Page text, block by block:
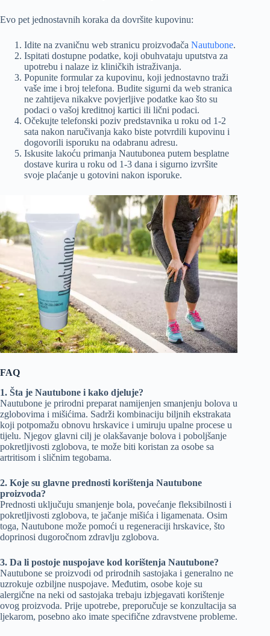
Evo pet jednostavnih koraka da dovršite kupovinu:
Idite na zvaničnu web stranicu proizvođača Nautubone.
Ispitati dostupne podatke, koji obuhvataju uputstva za
upotrebu i nalaze iz kliničkih istraživanja.
Popunite formular za kupovinu, koji jednostavno traži
vaše ime i broj telefona. Budite sigurni da web stranica
ne zahtijeva nikakve povjerljive podatke kao što su
podaci o vašoj kreditnoj kartici ili lični podaci.
Očekujte telefonski poziv predstavnika u roku od 1-2
sata nakon naručivanja kako biste potvrdili kupovinu i
dogovorili isporuku na odabranu adresu.
Iskusite lakoću primanja Nautubonea putem besplatne
dostave kurira u roku od 1-3 dana i sigurno izvršite
svoje plaćanje u gotovini nakon isporuke.
FAQ
1. Šta je Nautubone i kako djeluje?
Nautubone je prirodni preparat namijenjen smanjenju bolova u
zglobovima i mišićima. Sadrži kombinaciju biljnih ekstrakata
koji potpomažu obnovu hrskavice i umiruju upalne procese u
tijelu. Njegov glavni cilj je olakšavanje bolova i poboljšanje
pokretljivosti zglobova, te može biti koristan za osobe sa
artritisom i sličnim tegobama.
2. Koje su glavne prednosti korištenja Nautubone
proizvoda?
Prednosti uključuju smanjenje bola, povećanje fleksibilnosti i
pokretljivosti zglobova, te jačanje mišića i ligamenata. Osim
toga, Nautubone može pomoći u regeneraciji hrskavice, što
doprinosi dugoročnom zdravlju zglobova.
3. Da li postoje nuspojave kod korištenja Nautubone?
Nautubone se proizvodi od prirodnih sastojaka i generalno ne
uzrokuje ozbiljne nuspojave. Međutim, osobe koje su
alergične na neki od sastojaka trebaju izbjegavati korištenje
ovog proizvoda. Prije upotrebe, preporučuje se konzultacija sa
ljekarom, posebno ako imate specifične zdravstvene probleme.